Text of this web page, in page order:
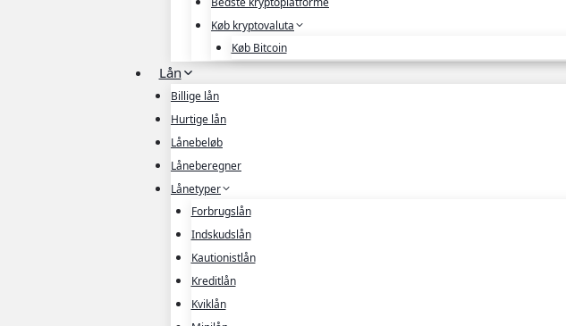
Køb kryptovaluta
Køb Bitcoin
Lån
Billige lån
Hurtige lån
Lånebeløb
Låneberegner
Lånetyper
Forbrugslån
Indskudslån
Kautionistlån
Kreditlån
Kviklån